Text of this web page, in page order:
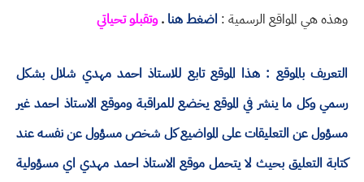
وهذه هي المواقع الرسمية : اضغط هنا .وتقبلو تحياتي
التعريف بالموقع : هذا الموقع تابع للاستاذ احمد مهدي شلال بشكل
رسمي وكل ما ينشر في الموقع يخضع للمراقبة وموقع الاستاذ احمد غير
مسؤول عن التعليقات على المواضيع كل شخص مسؤول عن نفسه عند
كتابة التعليق بحيث لا يتحمل موقع الاستاذ احمد مهدي اي مسؤولية